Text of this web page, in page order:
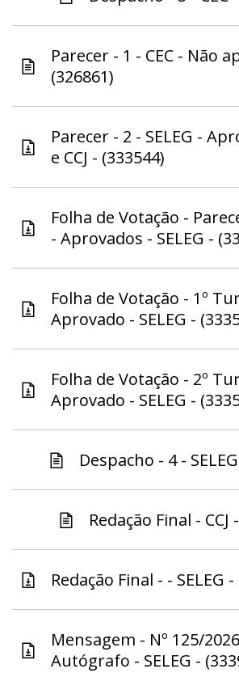
Parecer - 1 - CEC - Não
(326861)
Parecer - 2 - SELEG -
e CCJ - (333544)
Folha de Votação -
- Aprovados - SELEG -
Folha de Votação - 1º
Aprovado - SELEG -
Folha de Votação - 2º
Aprovado - SELEG -
Despacho - 4 -
Redação Final - CCJ
Redação Final - - SELEG
Mensagem - Nº 125/
Autógrafo - SELEG -